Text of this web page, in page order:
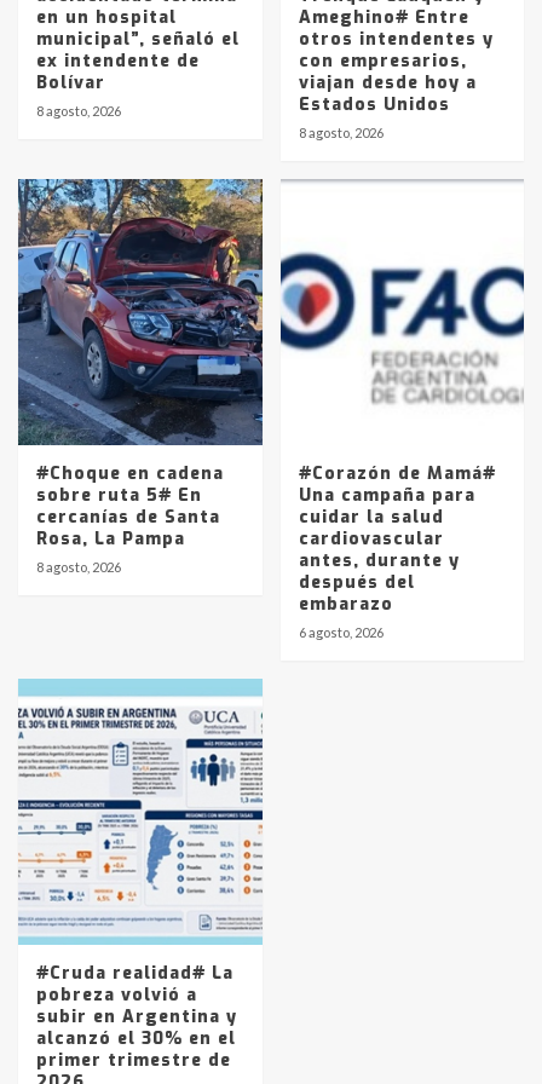
en un hospital
municipal”, señaló el
ex intendente de
Bolívar
8 agosto, 2026
Ameghino# Entre
otros intendentes y
con empresarios,
viajan desde hoy a
Estados Unidos
8 agosto, 2026
#Choque en cadena
sobre ruta 5# En
cercanías de Santa
Rosa, La Pampa
8 agosto, 2026
#Corazón de Mamá#
Una campaña para
cuidar la salud
cardiovascular
antes, durante y
después del
embarazo
6 agosto, 2026
#Cruda realidad# La
pobreza volvió a
subir en Argentina y
alcanzó el 30% en el
primer trimestre de